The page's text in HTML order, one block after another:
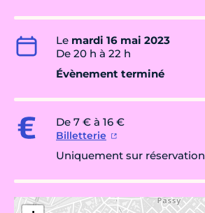
Le mardi 16 mai 2023
De 20 h à 22 h
Évènement terminé
De 7 € à 16 €
Billetterie
Uniquement sur réservation